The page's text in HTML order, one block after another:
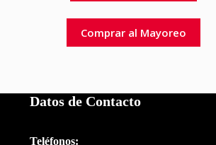
Comprar al Mayoreo
Datos de Contacto
Teléfonos: